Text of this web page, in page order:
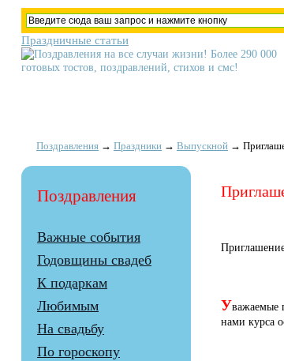
Праздничные статьи
Поздравления → Праздники → Выпускной →
Уважаемые
нами курса
Поздравления
Важные события
Годовщины свадеб
К подаркам
Любимым
На свадьбу
По гороскопу